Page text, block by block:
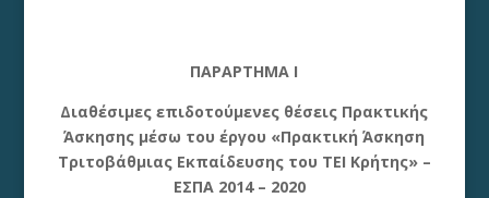
ΠΑΡΑΡΤΗΜΑ Ι
Διαθέσιμες επιδοτούμενες θέσεις Πρακτικής
Άσκησης μέσω του έργου «Πρακτική Άσκηση
Τριτοβάθμιας Εκπαίδευσης του ΤΕΙ Κρήτης» –
ΕΣΠΑ 2014 – 2020